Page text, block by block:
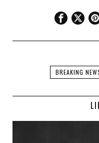
BREAKING